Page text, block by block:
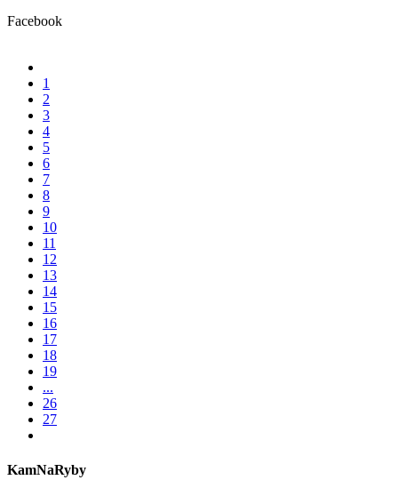
Facebook
1
2
3
4
5
6
7
8
9
10
11
12
13
14
15
16
17
18
19
...
26
27
KamNaRyby